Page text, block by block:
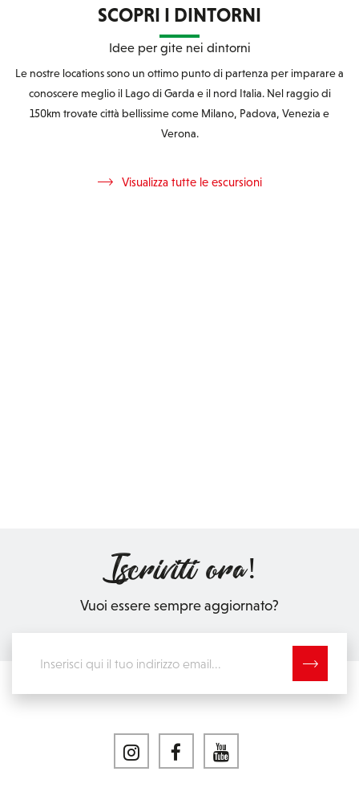
SCOPRI I DINTORNI
Idee per gite nei dintorni
Le nostre locations sono un ottimo punto di partenza per imparare a
conoscere meglio il Lago di Garda e il nord Italia. Nel raggio di
150km trovate città bellissime come Milano, Padova, Venezia e
Verona.
Visualizza tutte le escursioni
Iscriviti ora!
Vuoi essere sempre aggiornato?